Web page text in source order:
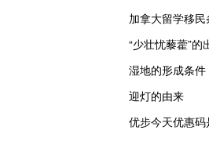
加拿大留学移民
“少壮忧藜藿”的
湿地的形成条件
迎灯的由来
优步今天优惠码